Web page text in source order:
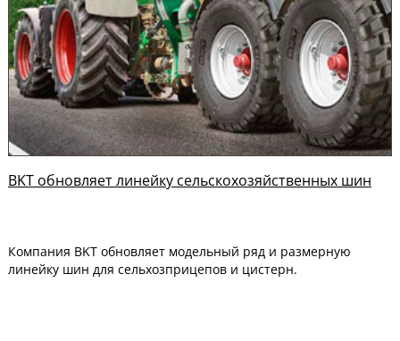
BKT обновляет линейку сельскохозяйственных шин
Компания BKT обновляет модельный ряд и размерную
линейку шин для сельхозприцепов и цистерн.